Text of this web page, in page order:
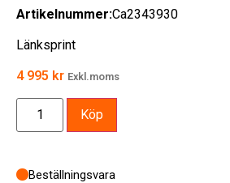
Artikelnummer:Ca2343930
Länksprint
4 995 kr Exkl.moms
Beställningsvara
Köp